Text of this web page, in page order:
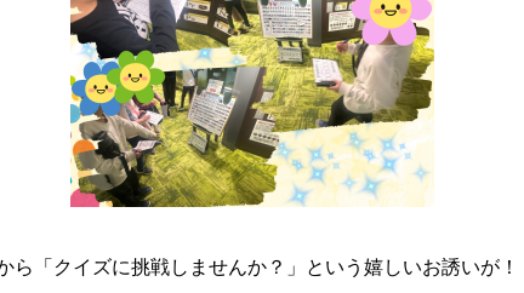
ら「クイズに挑戦しませんか？」という嬉しいお誘いが！